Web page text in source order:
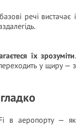
речі вистачає і
їх зрозуміти.
у щиру — з
в аеропорту — як